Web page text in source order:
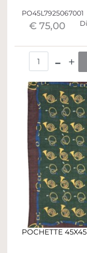
PO45L7925067001
€ 75,00
POCHETTE